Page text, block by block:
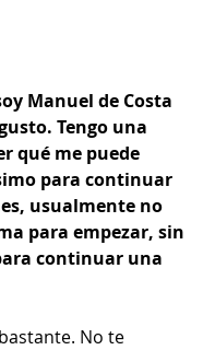
Manuel de Costa
Tengo una
qué me puede
para continuar
usualmente no
para empezar, sin
continuar una